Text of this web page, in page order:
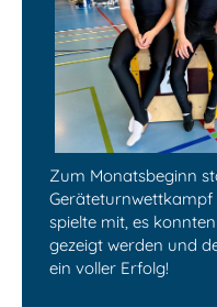
Zum Monatsbeginn
Geräteturnwettkampf
spielte mit, es
gezeigt werden und
ein voller Erfolg!